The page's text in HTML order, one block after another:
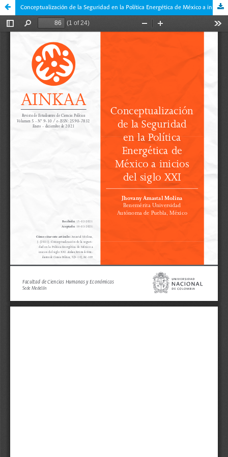
Conceptualización de la Seguridad en la Política Energética de México a inicios del siglo XXI